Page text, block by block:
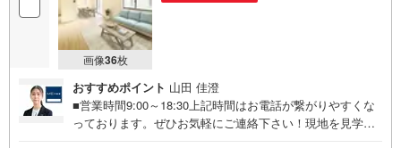
画像36枚
おすすめポイント 山田 佳澄
■営業時間9:00～18:30上記時間はお電話が繋がりやすくな
っております。ぜひお気軽にご連絡下さい！現地を見学さ